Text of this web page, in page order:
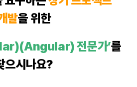
발을 위한
전문가’를
으시나요?